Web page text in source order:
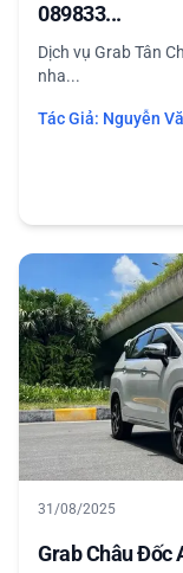
089833...
Dịch vụ Grab Tân
nha...
Tác Giả: Nguyễn
31/08/2025
Grab Châu Đốc